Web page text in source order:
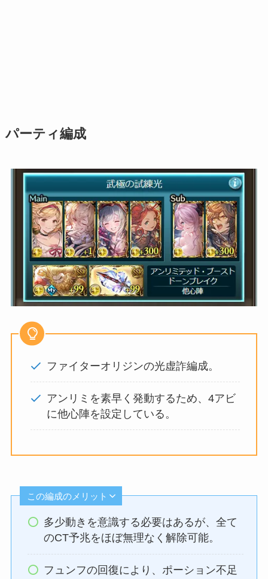
パーティ編成
ファイターオリジンの光虚詐編成。
アンリミを素早く発動するため、4アビ
に他心陣を設定している。
この編成のメリット
多少動きを意識する必要はあるが、全て
のCT予兆をほぼ無理なく解除可能。
フュンフの回復により、ポーション不足